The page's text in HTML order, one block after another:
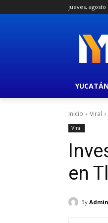
jueves, agosto
YUCATÁN
Inicio Viral
Viral
en
By